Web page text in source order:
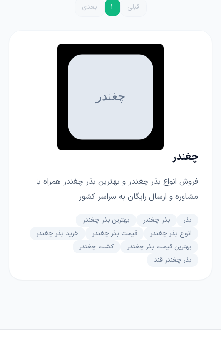
قبلی 1 بعدی
چغندر
فروش انواع بذر چغندر و بهترین بذر چغندر همراه با
مشاوره و ارسال رایگان به سراسر کشور
بذر بذر چغندر
بهترین بذر چغندر
انواع بذر چغندر
قیمت بذر چغندر
خرید بذر چغندر
بهترین قیمت بذر چغندر
کاشت چغندر
بذر چغندر قند